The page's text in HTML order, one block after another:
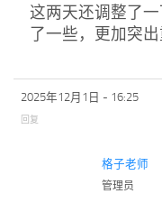
这两天还调整了
了一些，更加突出
2025年12月1日 - 16:25
回复
格子老师
管理员